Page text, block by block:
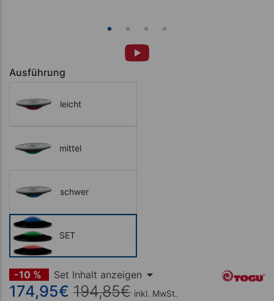
Ausführung
leicht
mittel
schwer
SET
-10 % Set Inhalt anzeigen
174,95€ 194,85€ inkl. MwSt.